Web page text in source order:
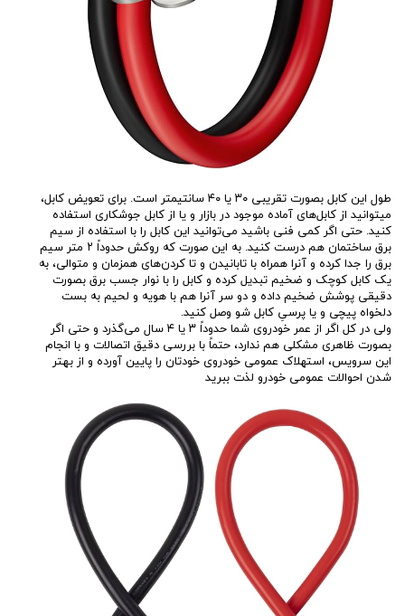
طول این کابل بصورت تقریبی ۳۰ یا ۴۰ سانتیمتر است. برای تعویض کابل،
میتوانید از کابل‌های آماده موجود در بازار و یا از کابل جوشکاری استفاده
کنید. حتی اگر کمی فنی باشید می‌توانید این کابل را با استفاده از سیم
برق ساختمان هم درست کنید. به این صورت که روکش حدوداً ۲ متر سیم
برق را جدا کرده و آنرا همراه با تابانیدن و تا کردن‌های همزمان و متوالی، به
یک کابل کوچک و ضخیم تبدیل کرده و کابل را با نوار جسب برق بصورت
دقیقی پوشش ضخیم داده و دو سر آنرا هم با هویه و لحیم به بست
دلخواه پیچی و یا پرسیِ کابل شو وصل کنید.
ولی در کل اگر از عمر خودروی شما حدوداً ۳ یا ۴ سال می‌گذرد و حتی اگر
بصورت ظاهری مشکلی هم ندارد، حتماً با بررسی دقیق اتصالات و با انجام
این سرویس، استهلاک عمومی خودروی خودتان را پایین آورده و از بهتر
شدن احوالات عمومی خودرو لذت ببرید